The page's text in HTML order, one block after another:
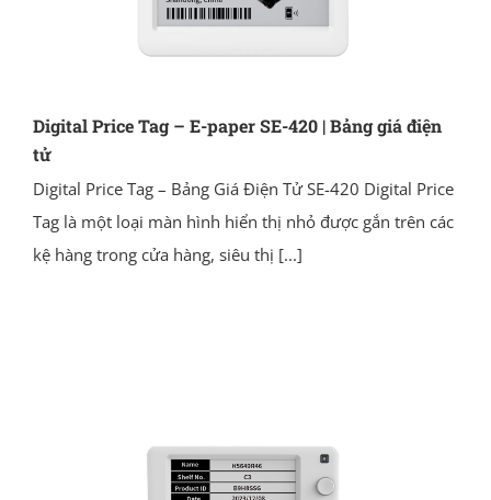
Digital Price Tag – E-paper SE-420 | Bảng giá điện
tử
Digital Price Tag – Bảng Giá Điện Tử SE-420 Digital Price
Tag là một loại màn hình hiển thị nhỏ được gắn trên các
kệ hàng trong cửa hàng, siêu thị [...]